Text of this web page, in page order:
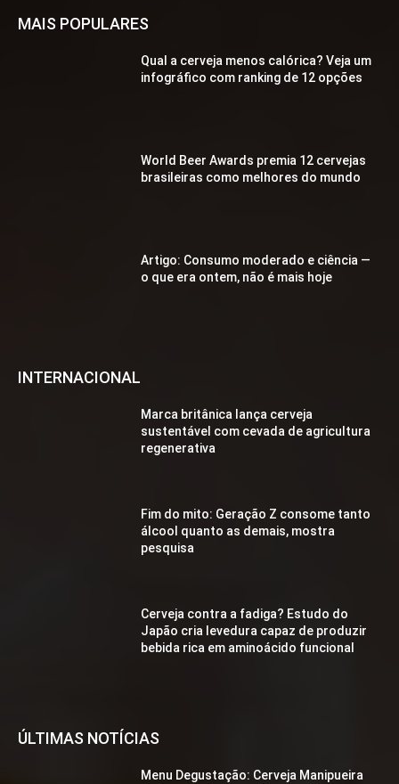
MAIS POPULARES
Qual a cerveja menos calórica? Veja um
infográfico com ranking de 12 opções
World Beer Awards premia 12 cervejas
brasileiras como melhores do mundo
Artigo: Consumo moderado e ciência —
o que era ontem, não é mais hoje
INTERNACIONAL
Marca britânica lança cerveja
sustentável com cevada de agricultura
regenerativa
Fim do mito: Geração Z consome tanto
álcool quanto as demais, mostra
pesquisa
Cerveja contra a fadiga? Estudo do
Japão cria levedura capaz de produzir
bebida rica em aminoácido funcional
ÚLTIMAS NOTÍCIAS
Menu Degustação: Cerveja Manipueira